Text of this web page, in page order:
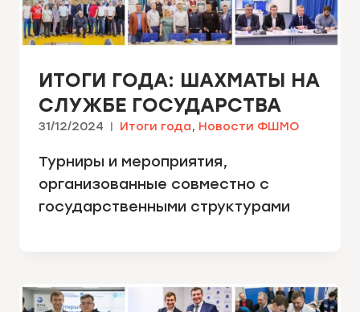
ИТОГИ ГОДА: ШАХМАТЫ НА
СЛУЖБЕ ГОСУДАРСТВА
31/12/2024 Итоги года, Новости ФШМО
Турниры и мероприятия,
организованные совместно с
государственными структурами